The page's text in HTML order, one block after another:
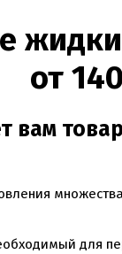
от
вам
для